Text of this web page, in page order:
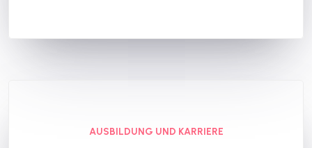
AUSBILDUNG UND KARRIERE